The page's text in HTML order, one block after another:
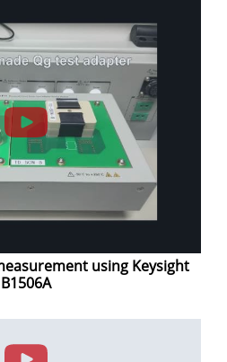
using Keysight
B1506A